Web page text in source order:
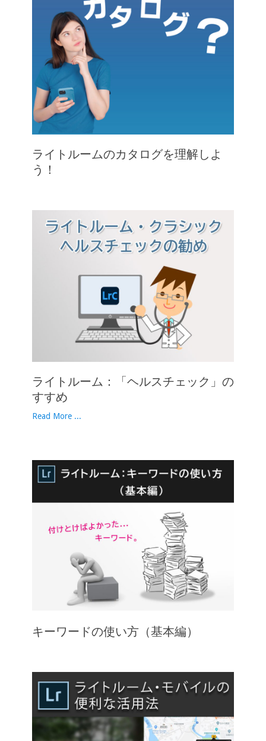
ライトルームのカタログを理解しよ
う！
ライトルーム：「ヘルスチェック」の
すすめ
Read More ...
キーワードの使い方（基本編）